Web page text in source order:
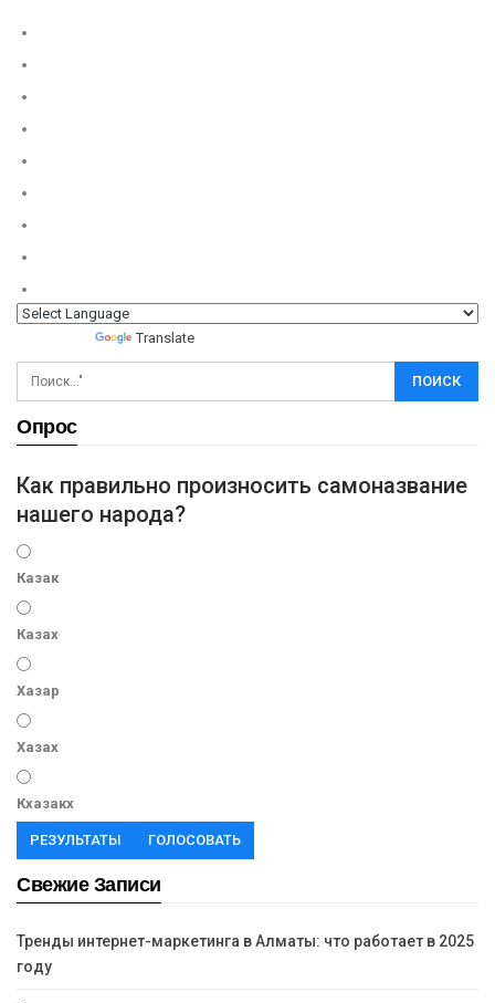
Translate
Опрос
Как правильно произносить самоназвание
нашего народа?
Казак
Казах
Хазар
Хазах
Кхазакх
РЕЗУЛЬТАТЫ ГОЛОСОВАТЬ
Свежие Записи
Тренды интернет-маркетинга в Алматы: что работает в 2025
году